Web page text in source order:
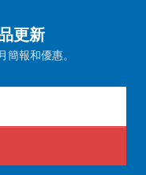
更新
報和優惠。